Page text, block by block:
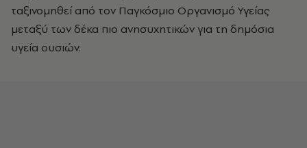
ταξινομηθεί από τον Παγκόσμιο Οργανισμό Υγείας
μεταξύ των δέκα πιο ανησυχητικών για τη δημόσια
υγεία ουσιών.